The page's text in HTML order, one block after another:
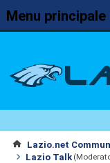
Menu principale
Lazio.net
Lazio Talk